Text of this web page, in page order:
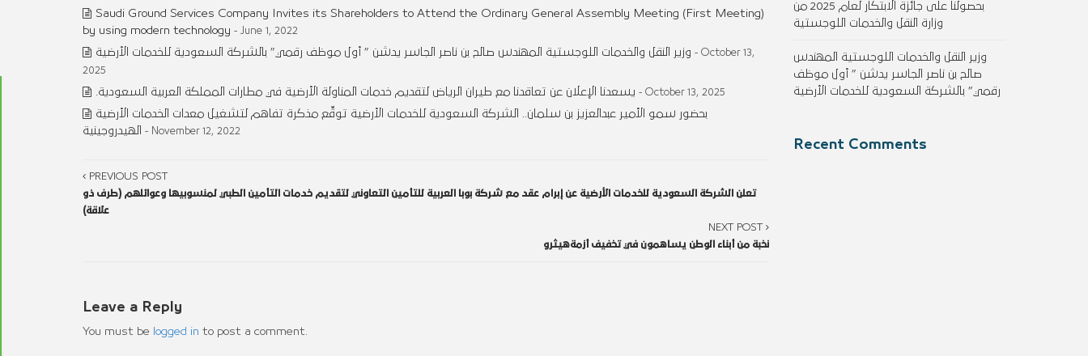
Saudi Ground Services Company Invites its Shareholders to Attend the Ordinary General Assembly Meeting (First Meeting)
by using modern technology - June 1, 2022
وزير النقل والخدمات اللوجستية المهندس صالح بن ناصر الجاسر يدشن ” أول موظف رقمي” بالشركة السعودية للخدمات الأرضية - October 13,
2025
.يسعدنا الإعلان عن تعاقدنا مع طيران الرياض لتقديم خدمات المناولة الأرضية في مطارات المملكة العربية السعودية - October 13, 2025
بحضور سمو الأمير عبدالعزيز بن سلمان.. الشركة السعودية للخدمات الأرضية توقِّع مذكرة تفاهم لتشغيل معدات الخدمات الأرضية
الهيدروجينية
- November 12, 2022
PREVIOUS POST
تعلن الشركة السعودية للخدمات الأرضية عن إبرام عقد مع شركة بوبا العربية للتأمين التعاوني لتقديم خدمات التأمين الطبي لمنسوبيها وعوائلهم (طرف ذو
علاقة)
NEXT POST
نخبة من أبناء الوطن يساهمون في تخفيف أزمةهيثرو
Leave a Reply
You must be logged in to post a comment.
بحصولنا على جائزة الابتكار لعام 2025 من
وزارة النقل والخدمات اللوجستية
وزير النقل والخدمات اللوجستية المهندس
صالح بن ناصر الجاسر يدشن ” أول موظف
رقمي” بالشركة السعودية للخدمات الأرضية
Recent Comments